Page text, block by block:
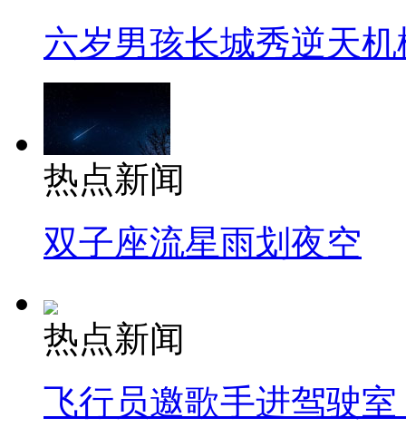
六岁男孩长城秀逆天机
热点新闻
双子座流星雨划夜空
热点新闻
飞行员邀歌手进驾驶